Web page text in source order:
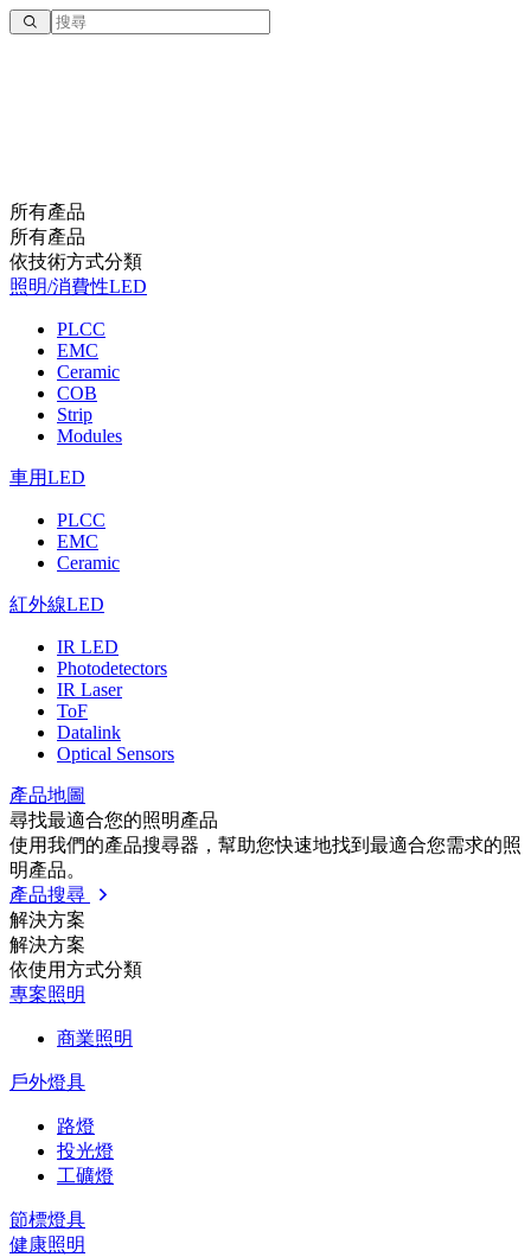
所有產品
所有產品
依技術⽅式分類
照明/消費性LED
PLCC
EMC
Ceramic
COB
Strip
Modules
車用LED
PLCC
EMC
Ceramic
紅外線LED
IR LED
Photodetectors
IR Laser
ToF
Datalink
Optical Sensors
產品地圖
尋找最適合您的照明產品
使用我們的產品搜尋器，幫助您快速地找到最適合您需求的照
明產品。
產品搜尋
解決方案
解決方案
依使⽤⽅式分類
專案照明
商業照明
戶外燈具
路燈
投光燈
工礦燈
節標燈具
健康照明